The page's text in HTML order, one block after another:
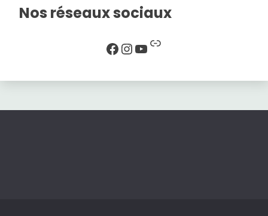
Nos réseaux sociaux
Facebook
Instagram
YouTube
Lien